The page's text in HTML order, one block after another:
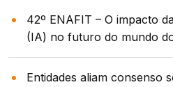
42º ENAFIT – O impacto
(IA) no futuro do mundo
Entidades aliam consenso